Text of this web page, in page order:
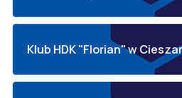
Klub HDK "Florian" w